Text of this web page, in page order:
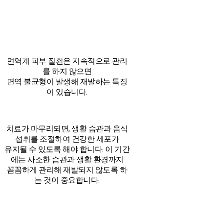
면역계 피부 질환은 지속적으로 관리
를 하지 않으면
면역 불균형이 발생해 재발하는 특징
이 있습니다.
치료가 마무리되면, 생활 습관과 음식
섭취를 조절하여 건강한 세포가
유지될 수 있도록 해야 합니다. 이 기간
에는 사소한 습관과 생활 환경까지
꼼꼼하게 관리해 재발되지 않도록 하
는 것이 중요합니다.